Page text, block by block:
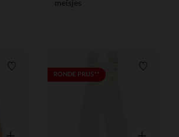
meisjes
Verlanglijstje.
Snel overzicht
RONDE PRIJS**
Snel